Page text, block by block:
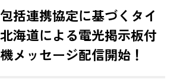
括連携協定に基づくタイ
海道による電光掲示板付
メッセージ配信開始！